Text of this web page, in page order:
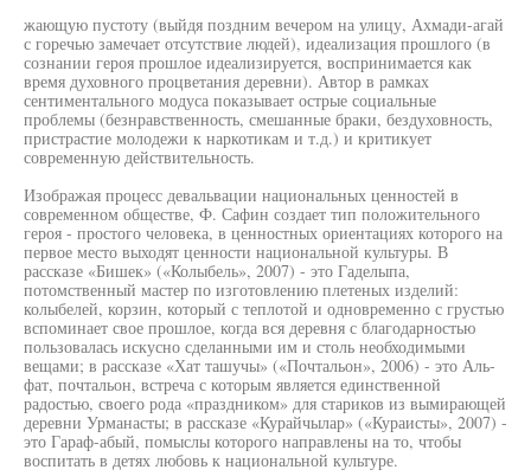
жающую пустоту (выйдя поздним вечером на улицу, Ахмади-агай
с горечью замечает отсутствие людей), идеализация прошлого (в
сознании героя прошлое идеализируется, воспринимается как
время духовного процветания деревни). Автор в рамках
сентиментального модуса показывает острые социальные
проблемы (безнравственность, смешанные браки, бездуховность,
пристрастие молодежи к наркотикам и т.д.) и критикует
современную действительность.
Изображая процесс девальвации национальных ценностей в
современном обществе, Ф. Сафин создает тип положительного
героя - простого человека, в ценностных ориентациях которого на
первое место выходят ценности национальной культуры. В
рассказе «Бишек» («Колыбель», 2007) - это Гаделыпа,
потомственный мастер по изготовлению плетеных изделий:
колыбелей, корзин, который с теплотой и одновременно с грустью
вспоминает свое прошлое, когда вся деревня с благодарностью
пользовалась искусно сделанными им и столь необходимыми
вещами; в рассказе «Хат ташучы» («Почтальон», 2006) - это Аль-
фат, почтальон, встреча с которым является единственной
радостью, своего рода «праздником» для стариков из вымирающей
деревни Урманасты; в рассказе «Курайчылар» («Кураисты», 2007) -
это Гараф-абый, помыслы которого направлены на то, чтобы
воспитать в детях любовь к национальной культуре.